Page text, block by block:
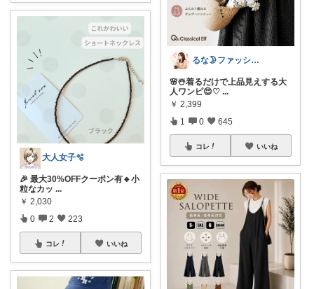
大人女子🫧
🎉 最大30%OFFクーポン有🔹小
粒なカッ ...
￥ 2,030
0 2 223
コレ いいね
るな🌛ファッション・美容
🌸☃️着るだけで上品見えする大
人ワンピ😍♡ ...
￥ 2,399
1 0 645
コレ いいね